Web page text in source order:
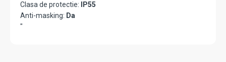
Clasa de protectie:
IP55
Anti-masking: Da
"